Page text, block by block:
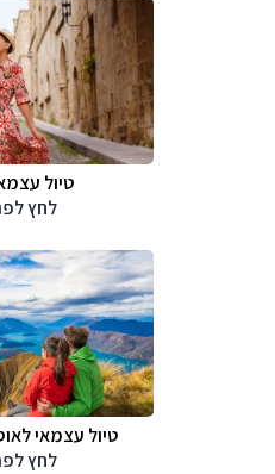
טיול
לחץ
טיול עצמאי
לחץ